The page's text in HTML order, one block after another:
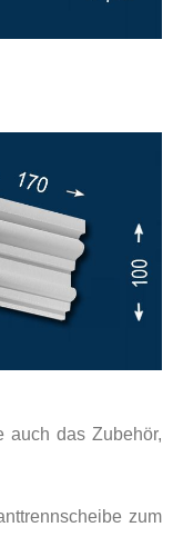
auch das Zubehör,
zum